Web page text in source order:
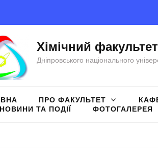
Хімічний факультет
Дніпровського національного
ПРО ФАКУЛЬТЕТ
НОВИНИ ТА ПОДІЇ
ФОТОГАЛЕРЕЯ